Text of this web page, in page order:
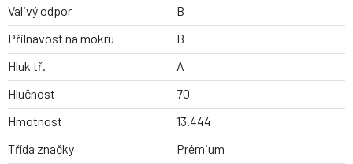
Valivý odpor
B
Přilnavost na mokru
B
Hluk tř.
A
Hlučnost
70
Hmotnost
13.444
Třída značky
Prémium